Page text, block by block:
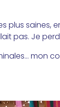
saines,
pas. Je
mon